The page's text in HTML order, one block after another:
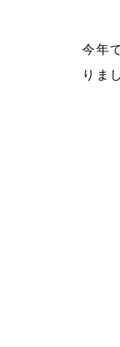
今年
りま